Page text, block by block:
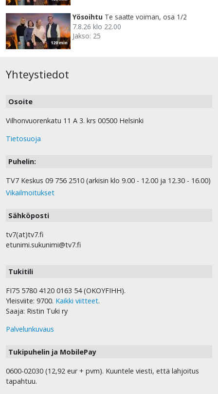
120 min
Yösoihtu Te saatte voiman, osa 1/2
7.8.26 klo 22.00
Jakso: 25
Yhteystiedot
Osoite
Vilhonvuorenkatu 11 A 3. krs 00500 Helsinki
Tietosuoja
Puhelin:
TV7 Keskus 09 756 2510 (arkisin klo 9.00 - 12.00 ja 12.30 - 16.00)
Vikailmoitukset
Sähköposti
tv7(at)tv7.fi
etunimi.sukunimi@tv7.fi
Tukitili
FI75 5780 4120 0163 54 (OKOYFIHH).
Yleisviite: 9700. Kaikki viitteet.
Saaja: Ristin Tuki ry
Palvelunkuvaus
Tukipuhelin ja MobilePay
0600-02030 (12,92 eur + pvm). Kuuntele viesti, että lahjoitus
tapahtuu.